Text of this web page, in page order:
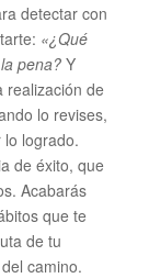
detectar con
«¿Qué
pena? Y
realización de
lo revises,
logrado.
de éxito, que
Acabarás
que te
de tu
camino.